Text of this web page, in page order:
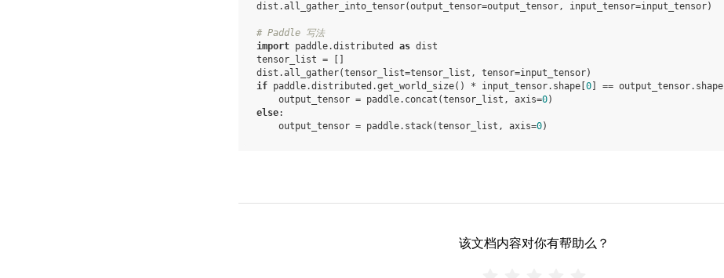
dist .all_gather_into_tensor(output_tensor=output_tensor, input_tensor=input_tensor)
# Paddle 写法
import paddle.distributed as dist
tensor_list =
dist .all_gather(tensor_list=tensor_list , tensor=input_tensor)
if paddle.distributed .get_world_size() * input_tensor. shape 0 == output_tensor. shape
output_tensor = paddle. concat (tensor_list , axis=0)
else:
output_tensor = paddle. stack(tensor_list , axis=0)
该文档内容对你有帮助么？